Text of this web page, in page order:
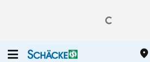
place